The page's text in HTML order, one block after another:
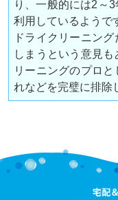
り、一般的には2～
利用しているようで
ドライクリーニン
しまうという意見
リーニングのプロ
れなどを完璧に排除